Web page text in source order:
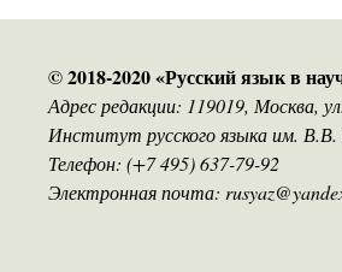
© 2018-2020 «Русский язык в
Адрес редакции: 119019, Москва,
Институт русского языка им.
Телефон: (+7 495) 637-79-92
Электронная почта: